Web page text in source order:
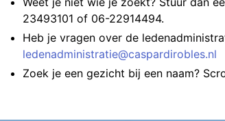
23493101 of 06-22914494.
Heb je vragen over de
ledenadministratie@caspardirobles.nl
Zoek je een gezicht bij een naam?